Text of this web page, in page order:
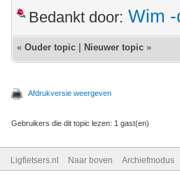
Bedankt door: Wim -
« Ouder topic Nieuwer topic »
Afdrukversie weergeven
Gebruikers die dit topic lezen: 1 gast(en)
Ligfietsers.nl Naar boven Archiefmodus